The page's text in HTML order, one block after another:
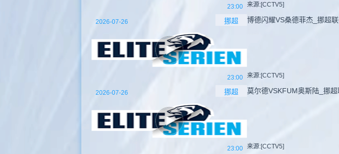
23:00 来源:[CCTV5]
挪超
23:00
2026-07-26 博德闪耀VS桑德菲杰_挪超
来源:[CCTV5]
挪超
23:00
2026-07-26 莫尔德VSKFUM奥斯陆_挪
来源:[CCTV5]